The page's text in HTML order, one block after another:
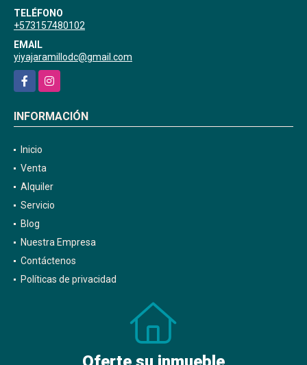
TELÉFONO
+573157480102
EMAIL
yiyajaramillodc@gmail.com
FacebookInstagram
INFORMACIÓN
Inicio
Venta
Alquiler
Servicio
Blog
Nuestra Empresa
Contáctenos
Políticas de privacidad